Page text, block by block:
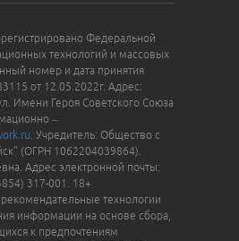
Федеральной
технологий и массовых
номер и дата принятия
от 12.05.2022г. Адрес:
Имени Героя Советского Союза
–
. Учредитель: Общество с
(ОГРН 1062204039864).
Адрес электронной почты:
317-001. 18+
технологии
информации на основе сбора,
к предпочтениям